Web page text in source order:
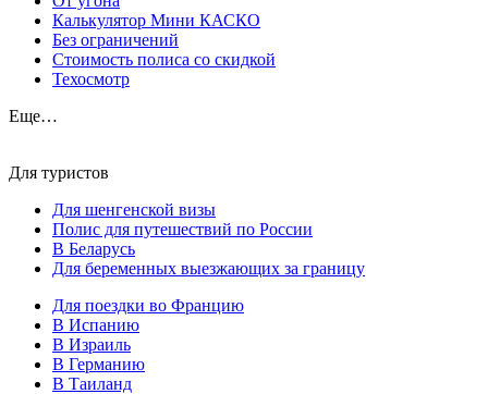
Калькулятор Мини КАСКО
Без ограничений
Стоимость полиса со скидкой
Техосмотр
Еще…
Для туристов
Для шенгенской визы
Полис для путешествий по России
В Беларусь
Для беременных выезжающих за границу
Для поездки во Францию
В Испанию
В Израиль
В Германию
В Таиланд